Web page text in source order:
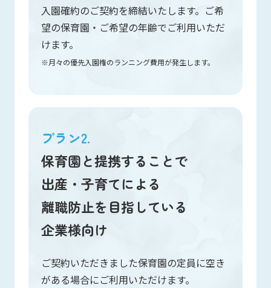
入園確約のご契約を締結いたします。ご希
望の保育園・ご希望の年齢でご利用いただ
けます。
月々の優先入園権のランニング費用が発生します。
プラン2.
保育園と提携することで
出産・子育てによる
離職防止を目指している
企業様向け
ご契約いただきました保育園の定員に空き
がある場合にご利用いただけます。